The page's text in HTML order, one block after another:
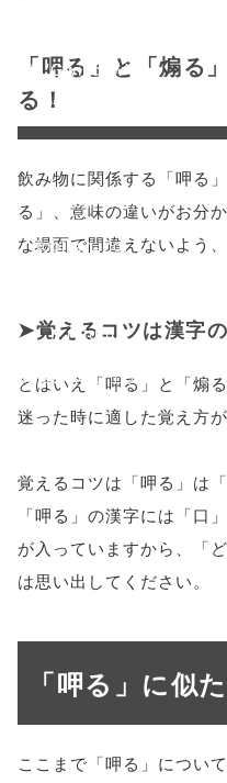
f, 'Gwindow',
'width=550,
menubar=no,
toolbar=no,
); return
false;"> シェア
「呷る」と「煽る
る！
飲み物に関係する「呷る
る」、意味の違いがお分
な場面で間違えないよう
覚えるコツは漢字
とはいえ「呷る」と「煽
迷った時に適した覚え方
覚えるコツは「呷る」は
「呷る」の漢字には「口
が入っていますから、「
は思い出してください。
「呷る」に似
ここまで「呷る」につい